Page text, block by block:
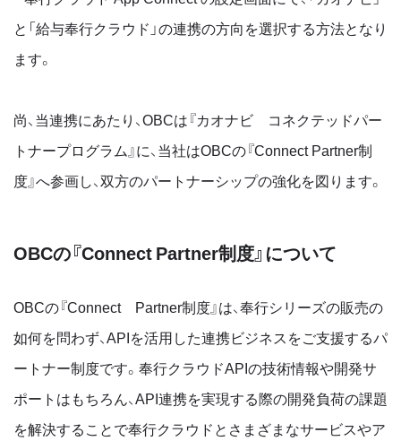
と「給与奉行クラウド」の連携の方向を選択する方法となり
ます。
尚、当連携にあたり、OBCは『カオナビ コネクテッドパー
トナープログラム』に、当社はOBCの『Connect Partner制
度』へ参画し、双方のパートナーシップの強化を図ります。
OBCの『Connect Partner制度』について
OBCの『Connect Partner制度』は、奉行シリーズの販売の
如何を問わず、APIを活用した連携ビジネスをご支援するパ
ートナー制度です。奉行クラウドAPIの技術情報や開発サ
ポートはもちろん、API連携を実現する際の開発負荷の課題
を解決することで奉行クラウドとさまざまなサービスやア